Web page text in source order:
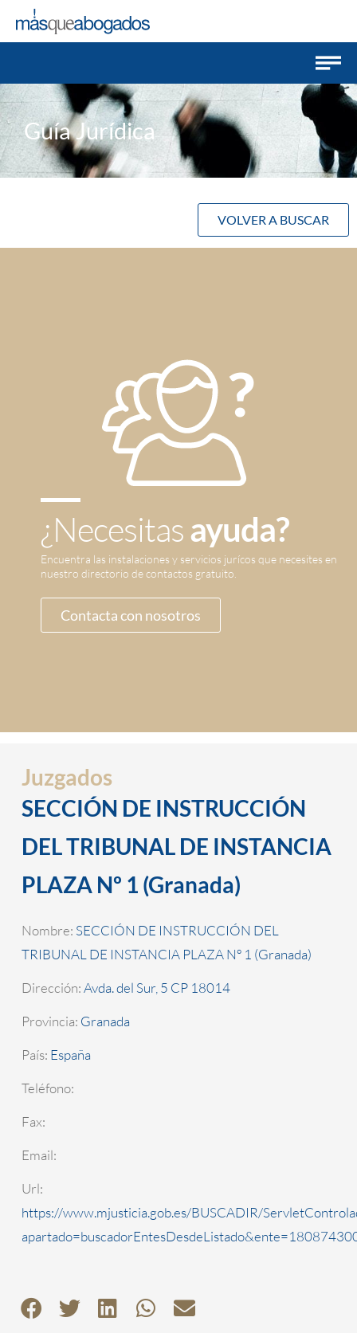
Guía Jurídica
VOLVER A BUSCAR
¿Necesitasayuda?
Encuentra las instalaciones y servicios jurícos que necesites en
nuestro directorio de contactos gratuito.
Contacta con nosotros
Juzgados
SECCIÓN DE INSTRUCCIÓN
DEL TRIBUNAL DE INSTANCIA
PLAZA Nº 1 (Granada)
Nombre: SECCIÓN DE INSTRUCCIÓN DEL
TRIBUNAL DE INSTANCIA PLAZA Nº 1 (Granada)
Dirección:Avda. del Sur, 5 CP 18014
Provincia: Granada
País: España
Teléfono:
Fax:
Email:
Url:
https://www.mjusticia.gob.es/BUSCADIR/